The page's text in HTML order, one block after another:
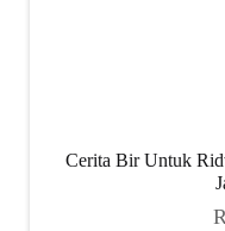
Cerita Bir Untuk